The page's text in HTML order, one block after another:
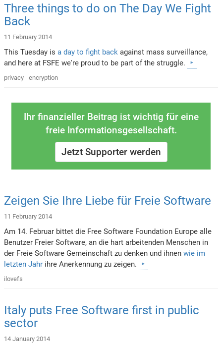
Three things to do on The Day We Fight
Back
11 February 2014
This Tuesday isa day to fight back against mass surveillance,
and here at FSFE we're proud to be part of the struggle.
privacy encryption
Ihr finanzieller Beitrag ist wichtig für eine
freie Informationsgesellschaft.
Jetzt Supporter werden
Zeigen Sie Ihre Liebe für Freie Software
11 February 2014
Am 14. Februar bittet die Free Software Foundation Europe alle
Benutzer Freier Software, an die hart arbeitenden Menschen in
der Freie Software Gemeinschaft zu denken und ihnenwie im
letzten Jahr ihre Anerkennung zu zeigen.
ilovefs
Italy puts Free Software first in public
sector
14 January 2014